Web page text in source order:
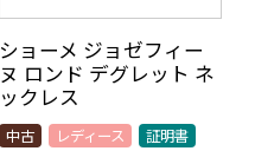
ショーメ ジョゼフィー
ヌ ロンド デグレット ネ
ックレス
中古 レディース
証明書